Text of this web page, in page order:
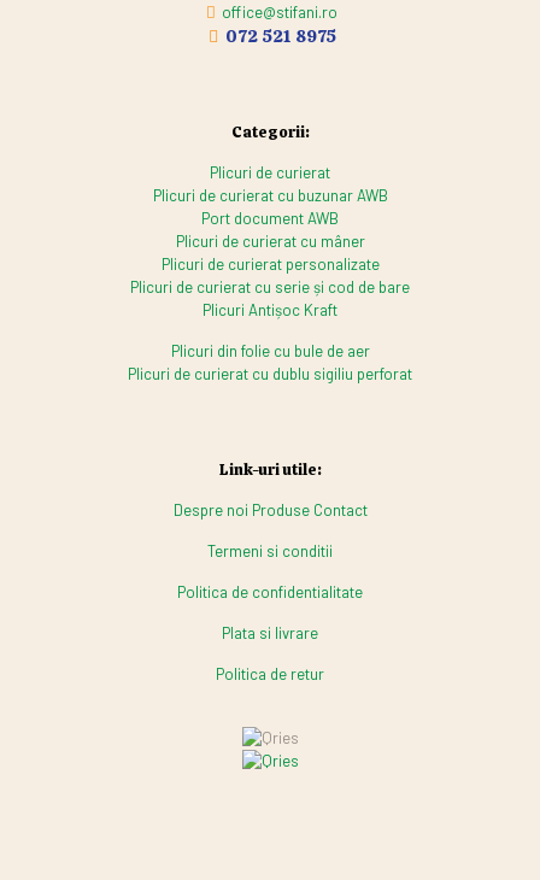
office@stifani.ro
072 521 8975
Categorii:
Plicuri de curierat
Plicuri de curierat cu buzunar AWB
Port document AWB
Plicuri de curierat cu mâner
Plicuri de curierat personalizate
Plicuri de curierat cu serie și cod de bare
Plicuri Antișoc Kraft
Plicuri din folie cu bule de aer
Plicuri de curierat cu dublu sigiliu perforat
Link-uri utile:
Despre noi Produse Contact
Termeni si conditii
Politica de confidentialitate
Plata si livrare
Politica de retur